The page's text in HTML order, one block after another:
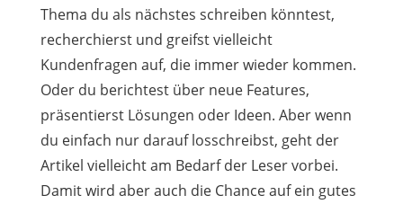
Thema du als nächstes schreiben könntest,
recherchierst und greifst vielleicht
Kundenfragen auf, die immer wieder kommen.
Oder du berichtest über neue Features,
präsentierst Lösungen oder Ideen. Aber wenn
du einfach nur darauf losschreibst, geht der
Artikel vielleicht am Bedarf der Leser vorbei.
Damit wird aber auch die Chance auf ein gutes